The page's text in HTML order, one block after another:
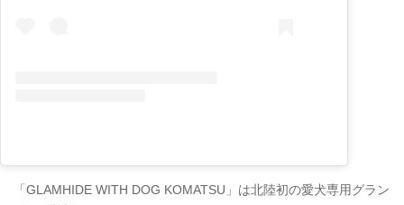
「GLAMHIDE WITH DOG KOMATSU」は北陸初の愛犬専用グラン